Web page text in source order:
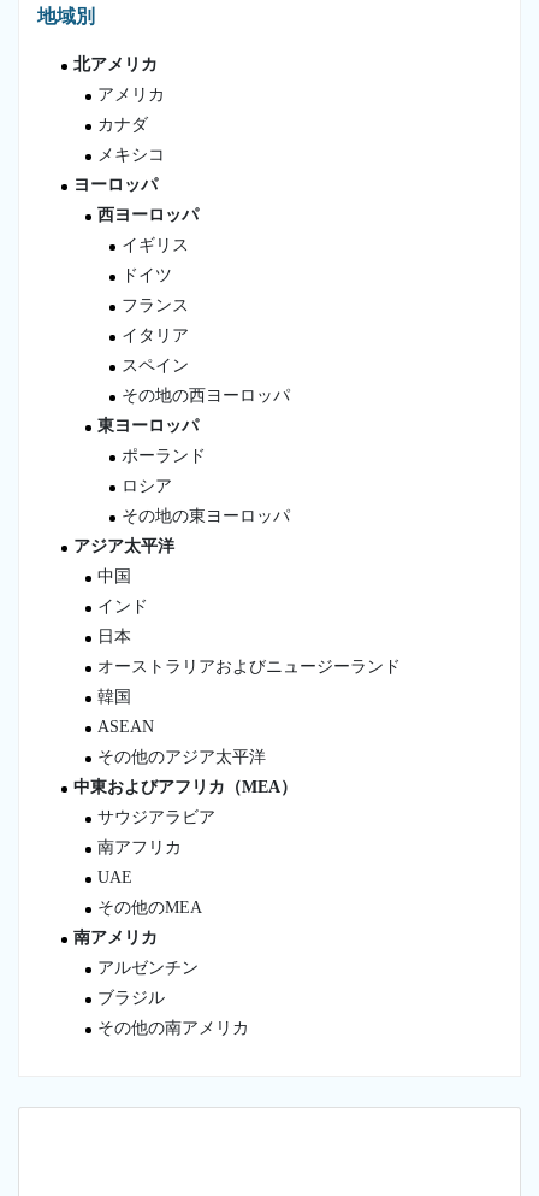
地域別
北アメリカ
アメリカ
カナダ
メキシコ
ヨーロッパ
西ヨーロッパ
イギリス
ドイツ
フランス
イタリア
スペイン
その地の西ヨーロッパ
東ヨーロッパ
ポーランド
ロシア
その地の東ヨーロッパ
アジア太平洋
中国
インド
日本
オーストラリアおよびニュージーランド
韓国
ASEAN
その他のアジア太平洋
中東およびアフリカ（MEA）
サウジアラビア
南アフリカ
UAE
その他のMEA
南アメリカ
アルゼンチン
ブラジル
その他の南アメリカ